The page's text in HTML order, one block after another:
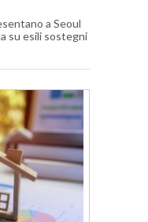
a Seoul
su esili sostegni